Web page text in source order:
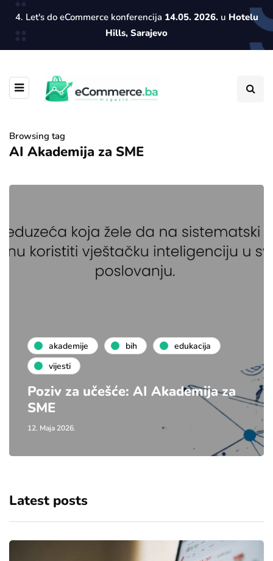
4. Let's do eCommerce konferencija 14.05. 2026.u Hotelu
Hills, Sarajevo
Browsing tag
AI Akademija za SME
akademije bih
edukacija
vijesti
Poziv za učešće: AI Akademija za
SME
12. Maja 2026.
Latest posts